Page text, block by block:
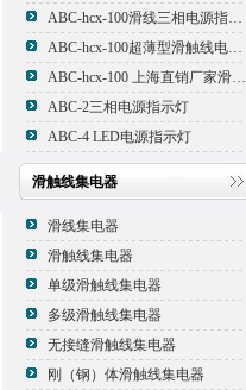
ABC-hcx-100滑线三相电源指示灯
ABC-hcx-100超薄型滑触线电源指示灯
ABC-hcx-100 上海直销厂家滑触线指示灯
ABC-2三相电源指示灯
ABC-4 LED电源指示灯
滑触线集电器
滑线集电器
滑触线集电器
单级滑触线集电器
多级滑触线集电器
无接缝滑触线集电器
刚（钢）体滑触线集电器